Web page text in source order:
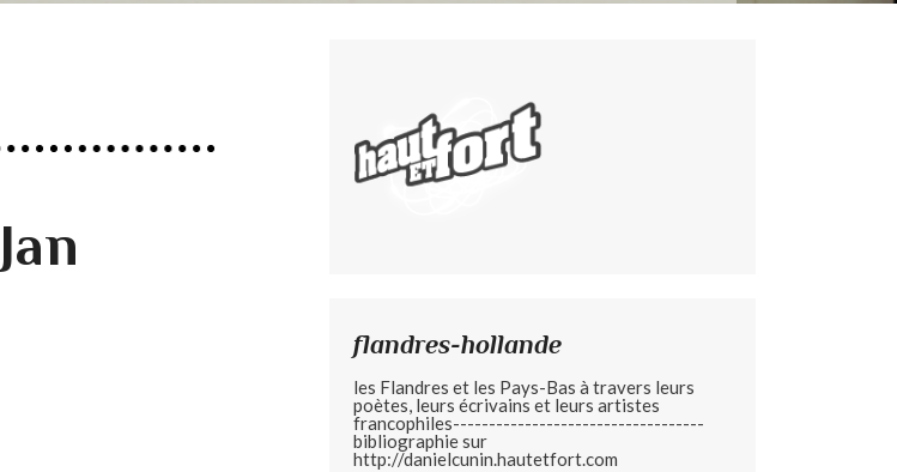
flandres-hollande
les Flandres et les Pays-Bas à travers leurs
poètes, leurs écrivains et leurs artistes
francophiles-----------------------------------
bibliographie sur
http://danielcunin.hautetfort.com